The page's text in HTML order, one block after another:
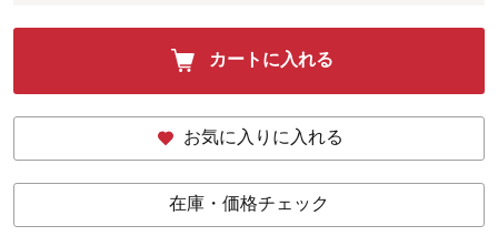
カートに入れる
お気に入りに入れる
在庫・価格チェック